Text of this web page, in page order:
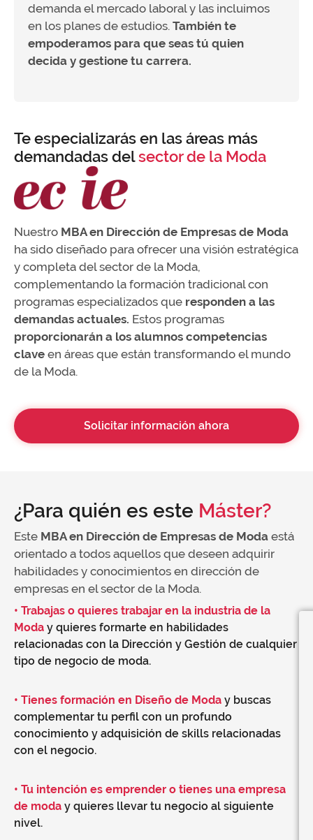
demanda el mercado laboral y las incluimos
en los planes de estudios. También te
empoderamos para que seas tú quien
decida y gestione tu carrera.
Te especializarás en las áreas más
demandadas delsector de la Moda
Nuestro MBA en Dirección de Empresas de Moda
ha sido diseñado para ofrecer una visión estratégica
y completa del sector de la Moda,
complementando la formación tradicional con
programas especializados que responden a las
demandas actuales. Estos programas
proporcionarán a los alumnos competencias
clave en áreas que están transformando el mundo
de la Moda.
Solicitar información ahora
¿Para quién es este Máster?
Este MBA en Dirección de Empresas de Moda está
orientado a todos aquellos que deseen adquirir
habilidades y conocimientos en dirección de
empresas en el sector de la Moda.
• Trabajas o quieres trabajar en la industria de la
Moda y quieres formarte en habilidades
relacionadas con la Dirección y Gestión de cualquier
tipo de negocio de moda.
• Tienes formación en Diseño de Moda y buscas
complementar tu perfil con un profundo
conocimiento y adquisición de skills relacionadas
con el negocio.
• Tu intención es emprender o tienes una empresa
de moda y quieres llevar tu negocio al siguiente
nivel.